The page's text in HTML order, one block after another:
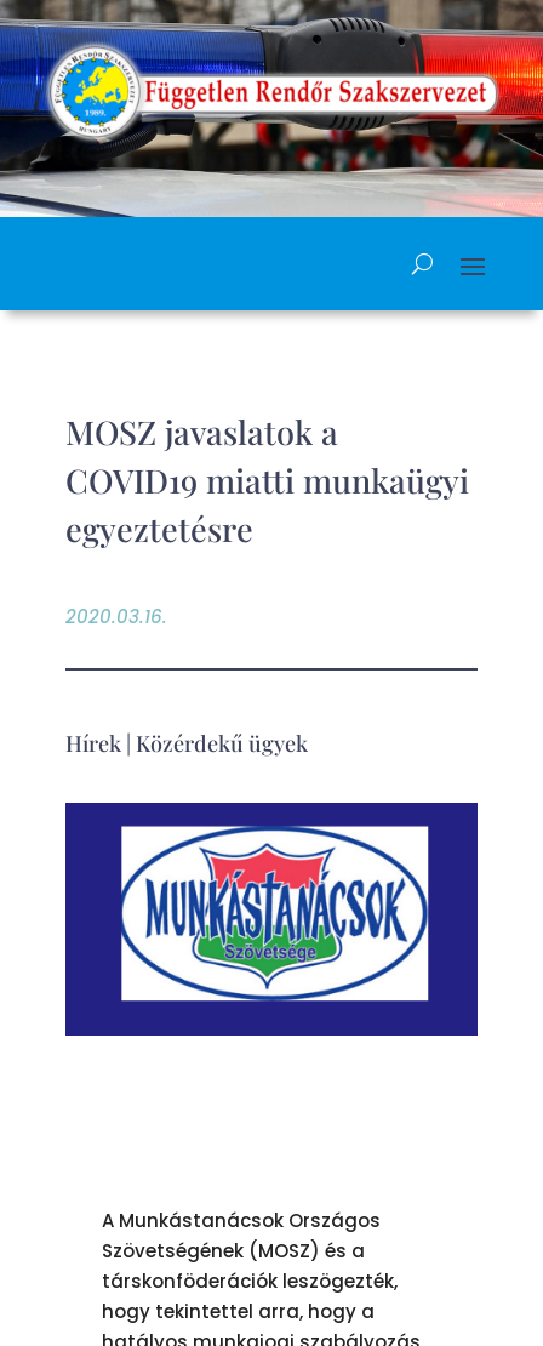
MOSZ javaslatok a
COVID19 miatti munkaügyi
egyeztetésre
2020.03.16.
Hírek| Közérdekű ügyek
A Munkástanácsok Országos
Szövetségének (MOSZ) és a
társkonföderációk leszögezték,
hogy tekintettel arra, hogy a